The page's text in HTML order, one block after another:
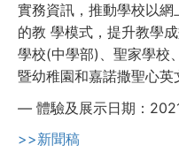
實務資訊，推動學校以
的教 學模式，提升教學
學校(中學部)、聖家學校
暨幼稚園和嘉諾撒聖心英
— 體驗及展示日期：
>>新聞稿